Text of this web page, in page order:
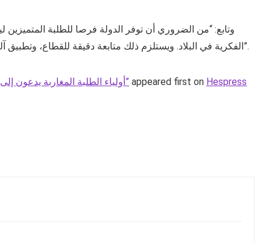
وتابع: “من الضروري أن توفر الدولة فرصا للطلبة
الفكرية في البلاد. ويستلزم ذلك متابعة دقيقة للقطاع، وتطبيق آليات مراقبة لضمان استفادة الطلبة والمجتمع المغربي معا”.
أولياء الطلبة المغاربة يدعون إلى تقنين نشاط “شركات وساطة الدراسة بالخارج” appeared first on Hespress